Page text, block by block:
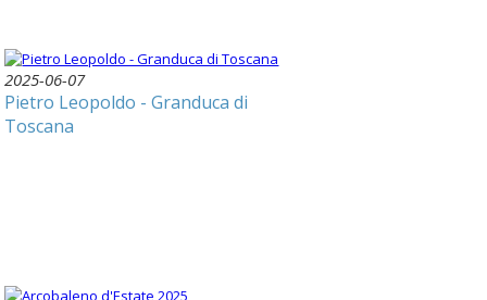
2025-06-07
Pietro Leopoldo - Granduca di
Toscana